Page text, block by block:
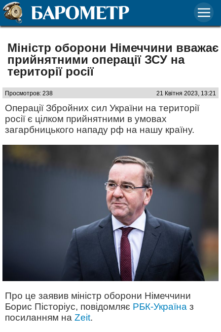
Міністр оборони Німеччини вважає
прийнятними операції ЗСУ на
території росії
Просмотров: 238 21 Квітня 2023, 13:21
Операції Збройних сил України на території
росії є цілком прийнятними в умовах
загарбницького нападу рф на нашу країну.
Про це заявив міністр оборони Німеччини
Борис Пісторіус, повідомляє РБК-Україна з
посиланням на Zeit.